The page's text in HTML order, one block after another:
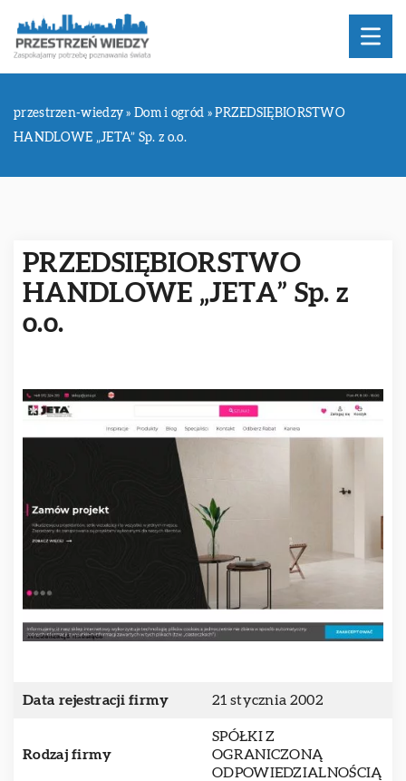
przestrzen-wiedzy »Dom i ogród »PRZEDSIĘBIORSTWO
HANDLOWE „JETA” Sp. z o.o.
PRZEDSIĘBIORSTWO
HANDLOWE „JETA” Sp. z
o.o.
Data rejestracji firmy 21 stycznia 2002
Rodzaj firmy
SPÓŁKI Z
OGRANICZONĄ
ODPOWIEDZIALNOŚCIĄ